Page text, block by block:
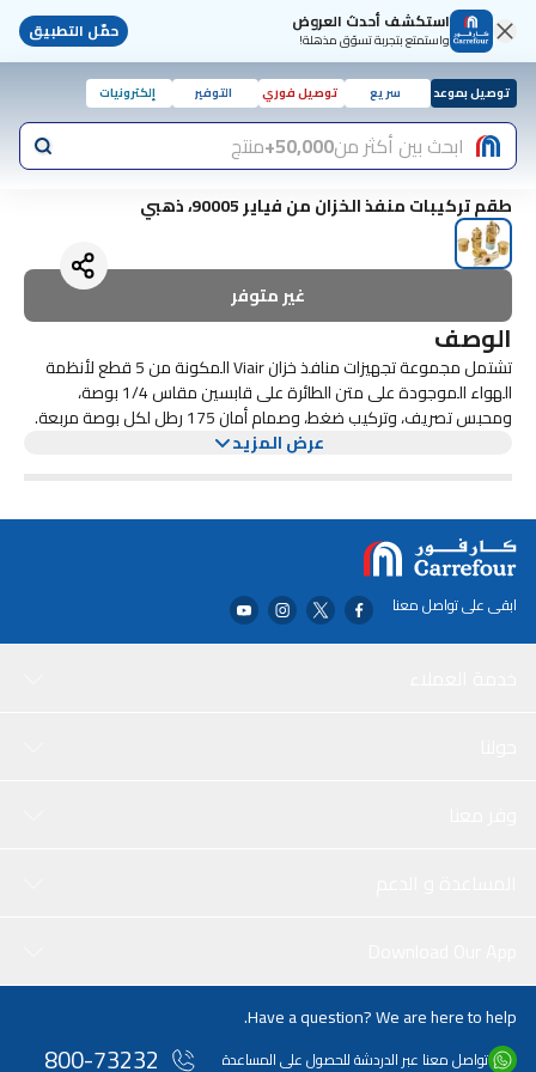
استكشف أحدث العروض
واستمتع بتجربة تسوّق مذهلة! حمّل التطبيق
توصيل بموعد سريع توصيل فوري التوفير إلكترونيات
ابحث بين أكثر من50,000+ منتج
طقم تركيبات منفذ الخزان من فياير 90005، ذهبي
غير متوفر
الوصف
تشتمل مجموعة تجهيزات منافذ خزان Viair المكونة من 5 قطع لأنظمة
الهواء الموجودة على متن الطائرة على قابسين مقاس 1/4 بوصة،
ومحبس تصريف، وتركيب ضغط، وصمام أمان 175 رطل لكل بوصة مربعة.
عرض المزيد
ابقى على تواصل معنا
Have a question? We are here to help.
تواصل معنا عبر الدردشة للحصول على المساعدة 800-73232